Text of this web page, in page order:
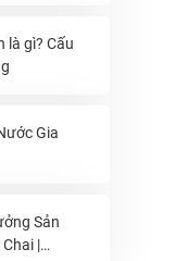
là gì? Cấu
Gia
Sản
|